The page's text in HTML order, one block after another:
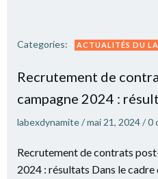
Categories: ACTUALITÉS DU
Recrutement de
campagne 2024 :
labexdynamite/mai 21, 2024/0
Recrutement de contrats
2024 : résultats Dans le cadre